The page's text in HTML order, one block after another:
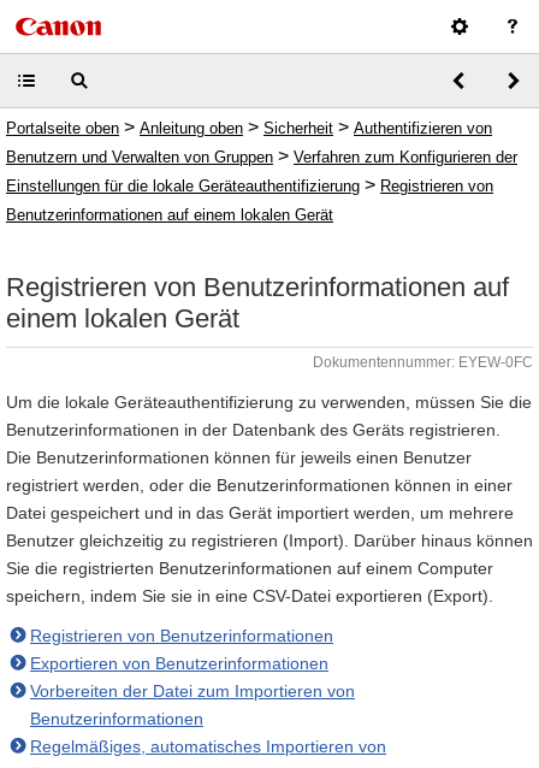
Portalseite oben > Anleitung oben > Sicherheit > Authentifizieren von
Benutzern und Verwalten von Gruppen > Verfahren zum Konfigurieren der
Einstellungen für die lokale Geräteauthentifizierung > Registrieren von
Benutzerinformationen auf einem lokalen Gerät
Registrieren von Benutzerinformationen auf
einem lokalen Gerät
Dokumentennummer: EYEW-0FC
Um die lokale Geräteauthentifizierung zu verwenden, müssen Sie die
Benutzerinformationen in der Datenbank des Geräts registrieren.
Die Benutzerinformationen können für jeweils einen Benutzer
registriert werden, oder die Benutzerinformationen können in einer
Datei gespeichert und in das Gerät importiert werden, um mehrere
Benutzer gleichzeitig zu registrieren (Import). Darüber hinaus können
Sie die registrierten Benutzerinformationen auf einem Computer
speichern, indem Sie sie in eine CSV-Datei exportieren (Export).
Registrieren von Benutzerinformationen
Exportieren von Benutzerinformationen
Vorbereiten der Datei zum Importieren von
Benutzerinformationen
Regelmäßiges, automatisches Importieren von